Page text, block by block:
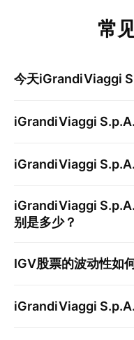
常
今天iGrandiViaggi
iGrandiViaggi S.p.A.
iGrandiViaggi S.p.A.
iGrandiViaggi S.p.A.
别是多少？
IGV股票的波动性如
iGrandiViaggi S.p.A.